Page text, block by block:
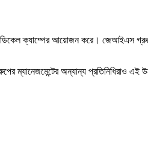
ক্যাম্পের আয়োজন করে। জেআইএস গ্রুপের
ম্যানেজমেন্টের অন্যান্য প্রতিনিধিরাও এই